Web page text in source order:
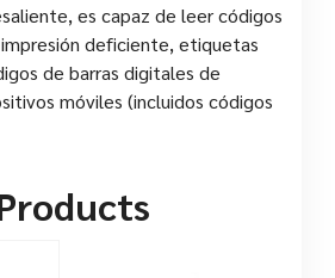
es capaz de leer códigos
deficiente, etiquetas
de barras digitales de
móviles (incluidos códigos